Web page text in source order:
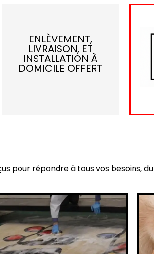
ENLÈVEMENT,
LIVRAISON, ET
INSTALLATION À
DOMICILE OFFERT
pour répondre à tous vos besoins,